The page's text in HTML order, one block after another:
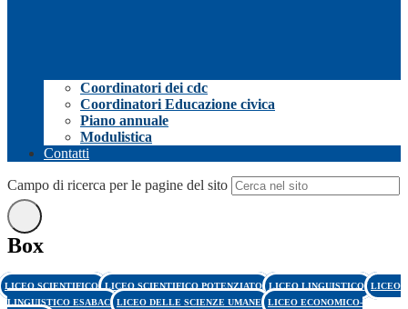
Coordinatori dei cdc
Coordinatori Educazione civica
Piano annuale
Modulistica
Contatti
Campo di ricerca per le pagine del sito
Box
LICEO SCIENTIFICO LICEO SCIENTIFICO POTENZIATO LICEO LINGUISTICO LICEO
LINGUISTICO ESABAC LICEO DELLE SCIENZE UMANE LICEO ECONOMICO-